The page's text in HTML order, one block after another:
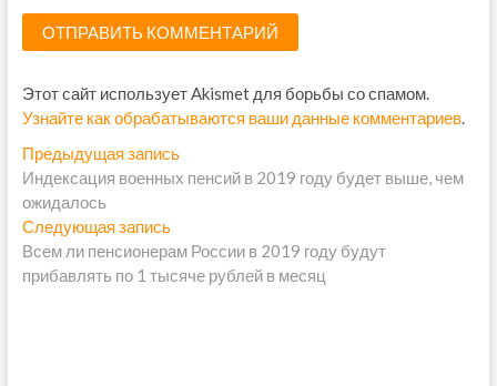
Этот сайт использует Akismet для борьбы со спамом.
Узнайте как обрабатываются ваши данные комментариев.
Н
а
в
и
Предыдущая записьП
р
ы
д
Индексация военных пенсий в 2019 году будет выше, чем
ожидалось
Следующая записьС
л
е
Всем ли пенсионерам России в 2019 году будут
прибавлять по 1 тысяче рублей в месяц